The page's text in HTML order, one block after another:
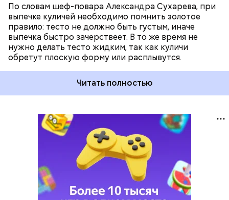
По словам шеф-повара Александра Сухарева, при
выпечке куличей необходимо помнить золотое
правило: тесто не должно быть густым, иначе
выпечка быстро зачерствеет. В то же время не
нужно делать тесто жидким, так как куличи
обретут плоскую форму или расплывутся.
Читать полностью